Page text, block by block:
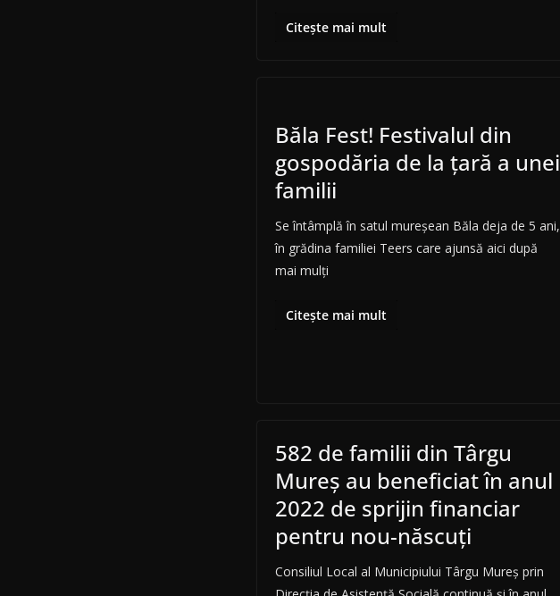
Citește mai mult
Băla Fest! Festivalul din
gospodăria de la țară a unei
familii
Se întâmplă în satul mureșean Băla deja de 5 ani,
în grădina familiei Teers care ajunsă aici după
mai mulți
Citește mai mult
582 de familii din Târgu
Mureș au beneficiat în anul
2022 de sprijin financiar
pentru nou-născuți
Consiliul Local al Municipiului Târgu Mureș prin